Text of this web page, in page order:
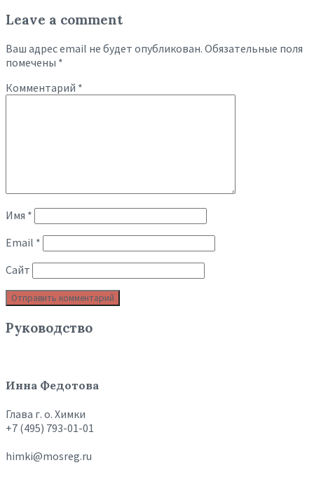
Leave a comment
Ваш адрес email не будет опубликован. Обязательные поля
помечены *
Комментарий *
Имя *
Email *
Сайт
Руководство
Инна Федотова
Глава г. о. Химки
+7 (495) 793-01-01
himki@mosreg.ru